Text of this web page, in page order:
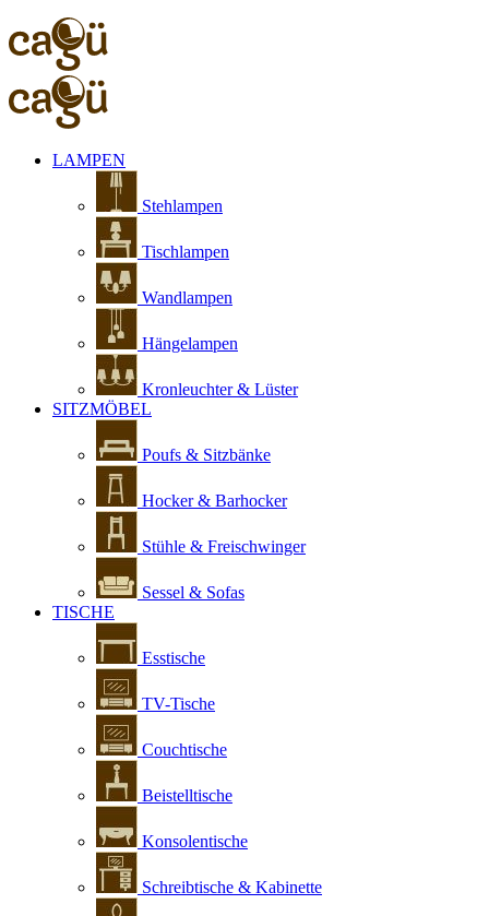
LAMPEN
Stehlampen
Tischlampen
Wandlampen
Hängelampen
Kronleuchter & Lüster
SITZMÖBEL
Poufs & Sitzbänke
Hocker & Barhocker
Stühle & Freischwinger
Sessel & Sofas
TISCHE
Esstische
TV-Tische
Couchtische
Beistelltische
Konsolentische
Schreibtische & Kabinette